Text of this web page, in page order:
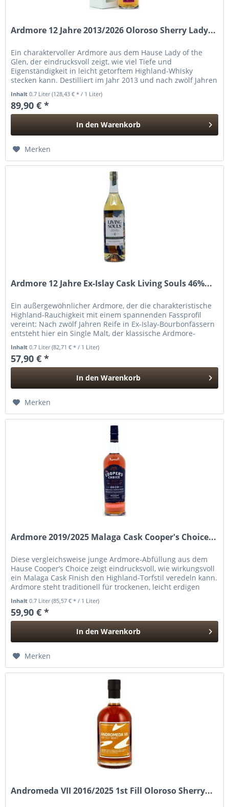
Ardmore 12 Jahre 2013/2026 Oloroso Sherry Lady...
Ein charaktervoller Ardmore aus dem Hause Lady of the
Glen, der eindrucksvoll zeigt, wie viel Tiefe und
Eigenständigkeit in leicht getorftem Highland-Whisky
stecken kann. Destilliert im Jahr 2013 und nach zwölf Jahren
Inhalt0.7 Liter(128,43 € * / 1 Liter)
89,90 € *
In den Warenkorb
Merken
Ardmore 12 Jahre Ex-Islay Cask Living Souls 46%...
Ein außergewöhnlicher Ardmore, der die charakteristische
Highland-Rauchigkeit mit einem spannenden Fassprofil
vereint: Nach zwölf Jahren Reife in Ex-Islay-Bourbonfässern
entsteht hier ein Single Malt, der klassische Ardmore-
Inhalt0.7 Liter(82,71 € * / 1 Liter)
57,90 € *
In den Warenkorb
Merken
Ardmore 2019/2025 Malaga Cask Cooper's Choice...
Diese vergleichsweise junge Ardmore-Abfüllung aus dem
Hause Cooper’s Choice zeigt eindrucksvoll, wie wirkungsvoll
ein Malaga Cask Finish den Highland-Torfstil veredeln kann.
Ardmore steht traditionell für trockenen, leicht erdigen
Inhalt0.7 Liter(85,57 € * / 1 Liter)
59,90 € *
In den Warenkorb
Merken
Andromeda VII 2016/2025 1st Fill Oloroso Sherry...